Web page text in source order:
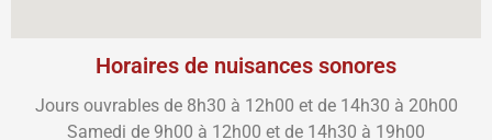
Horaires de nuisances sonores
Jours ouvrables de 8h30 à 12h00 et de 14h30 à 20h00
Samedi de 9h00 à 12h00 et de 14h30 à 19h00